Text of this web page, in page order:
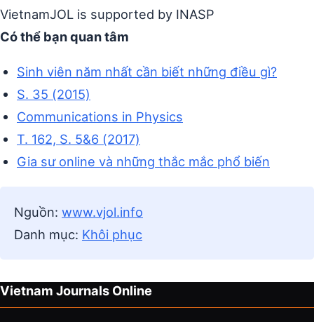
VietnamJOL is supported by INASP
Có thể bạn quan tâm
Sinh viên năm nhất cần biết những điều gì?
S. 35 (2015)
Communications in Physics
T. 162, S. 5&6 (2017)
Gia sư online và những thắc mắc phổ biến
Nguồn: www.vjol.info
Danh mục: Khôi phục
Vietnam Journals Online